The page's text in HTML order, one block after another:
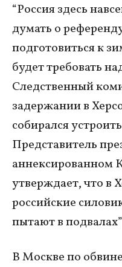
“Россия здесь
думать о
подготовиться к
будет требовать
Следственный
задержании в
собирался
Представитель
аннексированном
утверждает, что в
российские
пытают в
В Москве по